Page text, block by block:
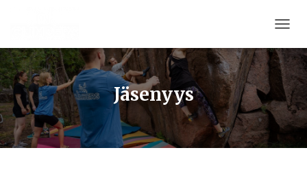
O
G
G
L
E
N
A
Jäsenyys